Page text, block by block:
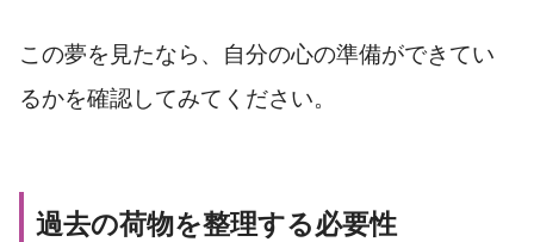
この夢を見たなら、自分の心の準備ができてい
るかを確認してみてください。
過去の荷物を整理する必要性